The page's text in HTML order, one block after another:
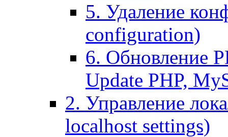
5. Удаление
configuration)
6. Обновление
Update PHP,
2. Управление
localhost settings)